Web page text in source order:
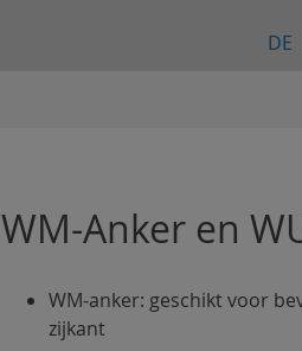
DE
WM-Anker en
WM-anker: geschikt voor
zijkant